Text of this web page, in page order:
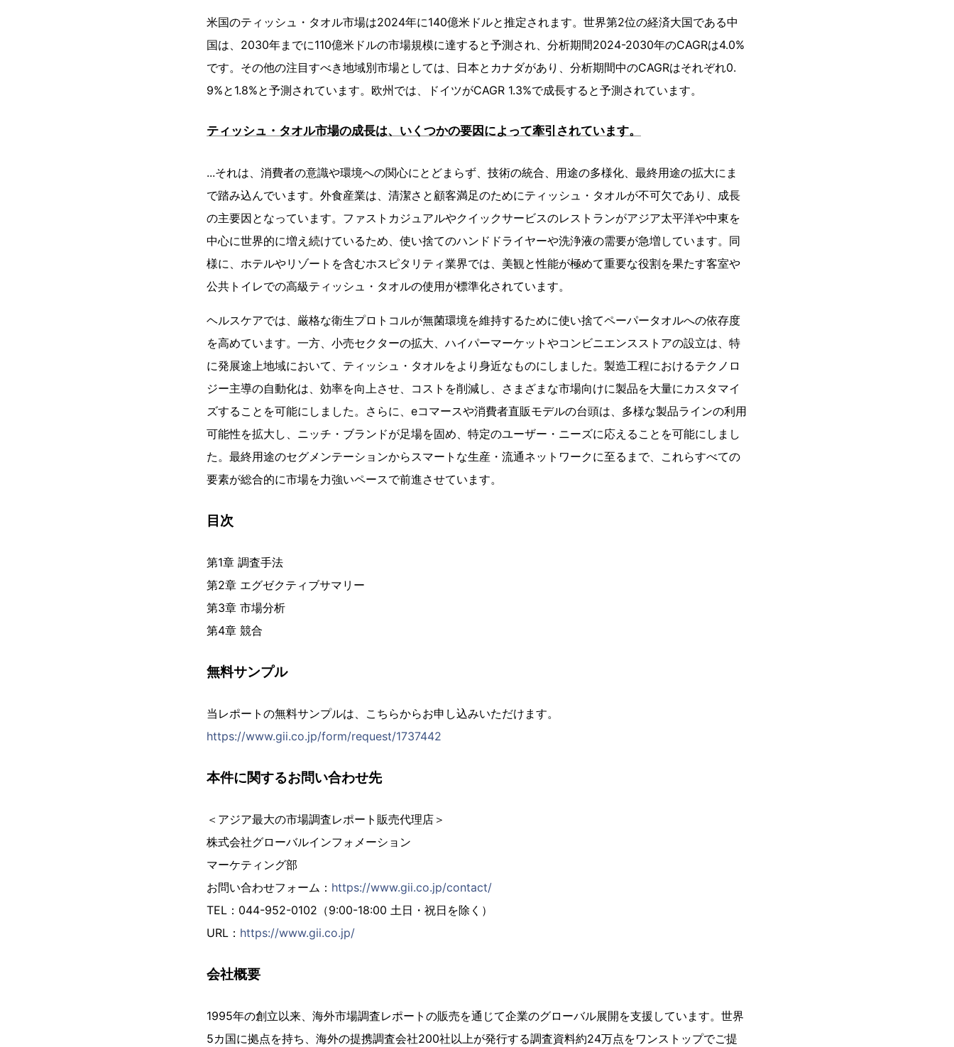
米国のティッシュ・タオル市場は2024年に140億米ドルと推定されます。世界第2位の経済大国である中
国は、2030年までに110億米ドルの市場規模に達すると予測され、分析期間2024-2030年のCAGRは4.0%
です。その他の注目すべき地域別市場としては、日本とカナダがあり、分析期間中のCAGRはそれぞれ0.
9%と1.8%と予測されています。欧州では、ドイツがCAGR 1.3%で成長すると予測されています。
ティッシュ・タオル市場の成長は、いくつかの要因によって牽引されています。
...それは、消費者の意識や環境への関心にとどまらず、技術の統合、用途の多様化、最終用途の拡大にま
で踏み込んでいます。外食産業は、清潔さと顧客満足のためにティッシュ・タオルが不可欠であり、成長
の主要因となっています。ファストカジュアルやクイックサービスのレストランがアジア太平洋や中東を
中心に世界的に増え続けているため、使い捨てのハンドドライヤーや洗浄液の需要が急増しています。同
様に、ホテルやリゾートを含むホスピタリティ業界では、美観と性能が極めて重要な役割を果たす客室や
公共トイレでの高級ティッシュ・タオルの使用が標準化されています。
ヘルスケアでは、厳格な衛生プロトコルが無菌環境を維持するために使い捨てペーパータオルへの依存度
を高めています。一方、小売セクターの拡大、ハイパーマーケットやコンビニエンスストアの設立は、特
に発展途上地域において、ティッシュ・タオルをより身近なものにしました。製造工程におけるテクノロ
ジー主導の自動化は、効率を向上させ、コストを削減し、さまざまな市場向けに製品を大量にカスタマイ
ズすることを可能にしました。さらに、eコマースや消費者直販モデルの台頭は、多様な製品ラインの利用
可能性を拡大し、ニッチ・ブランドが足場を固め、特定のユーザー・ニーズに応えることを可能にしまし
た。最終用途のセグメンテーションからスマートな生産・流通ネットワークに至るまで、これらすべての
要素が総合的に市場を力強いペースで前進させています。
目次
第1章 調査手法
第2章 エグゼクティブサマリー
第3章 市場分析
第4章 競合
無料サンプル
当レポートの無料サンプルは、こちらからお申し込みいただけます。
https://www.gii.co.jp/form/request/1737442
本件に関するお問い合わせ先
＜アジア最大の市場調査レポート販売代理店＞
株式会社グローバルインフォメーション
マーケティング部
お問い合わせフォーム： https://www.gii.co.jp/contact/
TEL：044-952-0102（9:00-18:00 土日・祝日を除く）
URL： https://www.gii.co.jp/
会社概要
1995年の創立以来、海外市場調査レポートの販売を通じて企業のグローバル展開を支援しています。世界
5カ国に拠点を持ち、海外の提携調査会社200社以上が発行する調査資料約24万点をワンストップでご提